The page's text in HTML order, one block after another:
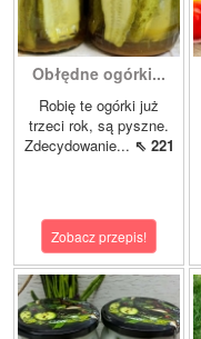
Obłędne ogórki...
Robię te ogórki już
trzeci rok, są pyszne.
Zdecydowanie... ⇖ 221
Zobacz przepis!